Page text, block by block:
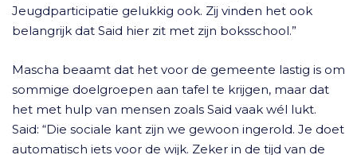
Jeugdparticipatie gelukkig ook. Zij vinden het ook
belangrijk dat Said hier zit met zijn boksschool.”
Mascha beaamt dat het voor de gemeente lastig is om
sommige doelgroepen aan tafel te krijgen, maar dat
het met hulp van mensen zoals Said vaak wél lukt.
Said: “Die sociale kant zijn we gewoon ingerold. Je doet
automatisch iets voor de wijk. Zeker in de tijd van de